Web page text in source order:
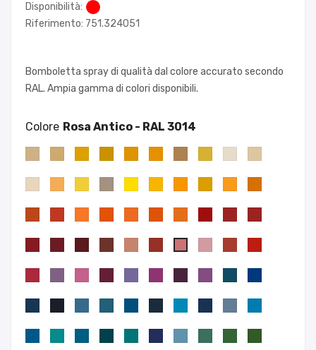
Disponibilità:
Riferimento: 751.324051
Bomboletta spray di qualità dal colore accurato secondo
RAL. Ampia gamma di colori disponibili.
Colore